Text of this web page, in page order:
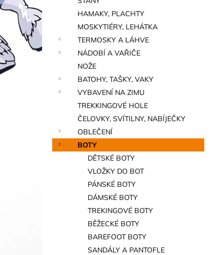
a
n
e
l
HAMAKY, PLACHTY
MOSKYTIÉRY, LEHÁTKA
TERMOSKY A LÁHVE
NÁDOBÍ A VAŘIČE
NOŽE
BATOHY, TAŠKY, VAKY
VYBAVENÍ NA ZIMU
TREKKINGOVÉ HOLE
ČELOVKY, SVÍTILNY, NABÍJEČKY
OBLEČENÍ
BOTY
DĚTSKÉ BOTY
VLOŽKY DO BOT
PÁNSKÉ BOTY
DÁMSKÉ BOTY
TREKINGOVÉ BOTY
BĚŽECKÉ BOTY
BAREFOOT BOTY
SANDÁLY A PANTOFLE